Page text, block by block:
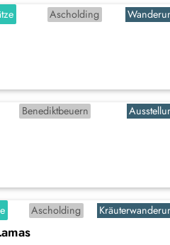
Ascholding
Benediktbeuern
Ascholding